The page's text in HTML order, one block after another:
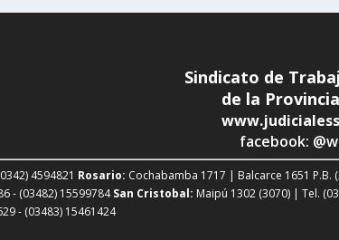
Sindicato de
de la
facebook:
4594821 Rosario: Cochabamba 1717 | Balcarce 1651 P.B.
- (03482) 15599784San Cristobal: Maipú 1302 (3070) | Tel.
- (03483) 15461424